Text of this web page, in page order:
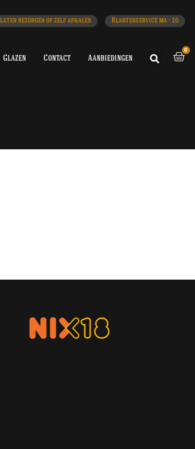
laten bezorgen of zelf afhalen Klantenservice ma - zo
Glazen Contact Aanbiedingen
0